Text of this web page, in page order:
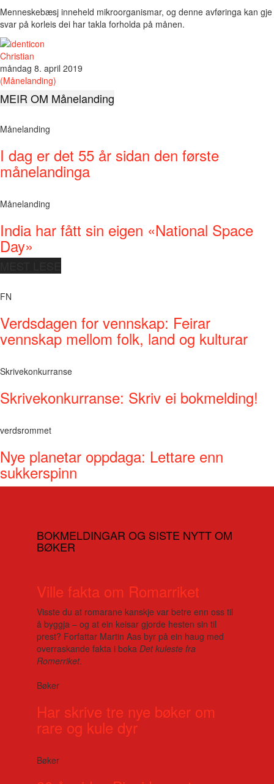
Menneskebæsj inneheld mikroorganismar, og denne avføringa kan gje
svar på korleis dei har takla forholda på månen.
Christian
måndag 8. april 2019
(Månelanding)
MEIR OM Månelanding
Månelanding
I dag er det 55 år sidan den første
månelandinga
Månelanding
India har fått sin eigen «National Space
Day»
FN
Verdsdagen for vennskap: Feirar
vennskap mellom folk, land og kulturar
Skrivekonkurranse
Skrivekonkurranse: Skriv ei bokmelding!
verdsrommet
Nye planetar oppdaga: Lettare enn
sukkerspinn
BOKMELDINGAR OG SISTE NYTT OM
BØKER
Ville fakta om Romarriket
Visste du at romarane kanskje var betre enn oss til
å byggja – og at ein keisar gjorde hesten sin til
prest? Forfattar Martin Aas byr på ein haug med
overraskande fakta i boka Det kuleste fra
Romerriket.
Bøker
Har skrive tre nye bøker om
rare og kule dyr
Bøker